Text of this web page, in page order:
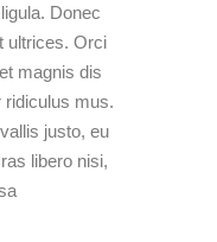
Donec
ultrices. Orci
magnis dis
ridiculus mus.
justo, eu
libero nisi,